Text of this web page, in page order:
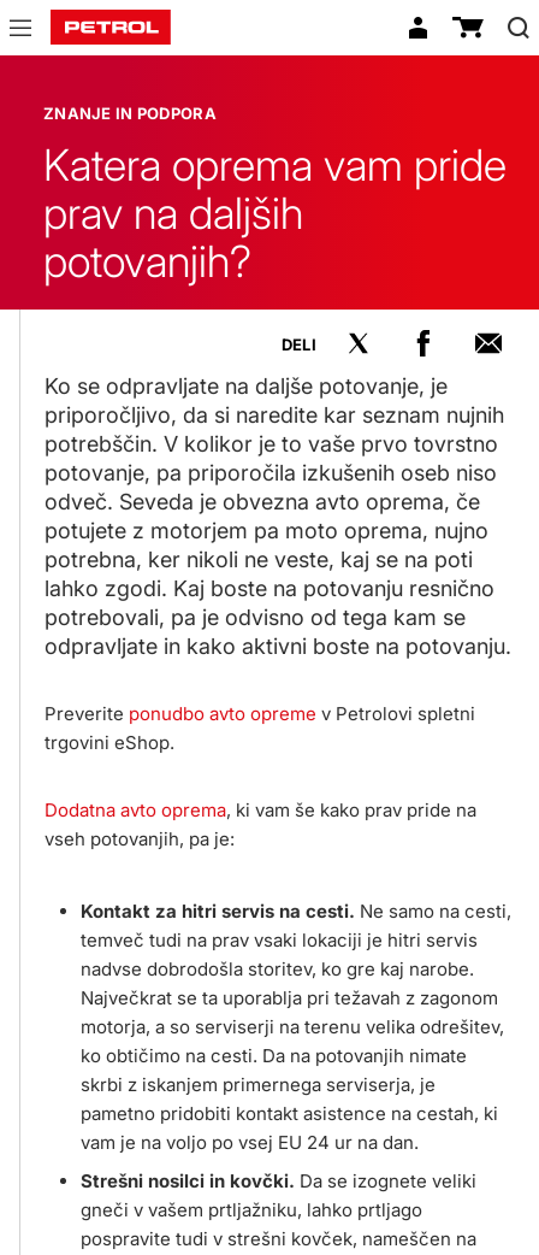
Znanje
podpora
ZNANJE IN PODPORA
Katera oprema vam pride
prav na daljših
potovanjih?
Ko se odpravljate na daljše potovanje, je
priporočljivo, da si naredite kar seznam nujnih
potrebščin. V kolikor je to vaše prvo tovrstno
potovanje, pa priporočila izkušenih oseb niso
odveč. Seveda je obvezna avto oprema, če
potujete z motorjem pa moto oprema, nujno
potrebna, ker nikoli ne veste, kaj se na poti
lahko zgodi. Kaj boste na potovanju resnično
potrebovali, pa je odvisno od tega kam se
odpravljate in kako aktivni boste na potovanju.
Preverite ponudbo avto opreme v Petrolovi spletni
trgovini eShop.
Dodatna avto oprema, ki vam še kako prav pride na
vseh potovanjih, pa je:
Kontakt za hitri servis na cesti. Ne samo na cesti,
temveč tudi na prav vsaki lokaciji je hitri servis
nadvse dobrodošla storitev, ko gre kaj narobe.
Največkrat se ta uporablja pri težavah z zagonom
motorja, a so serviserji na terenu velika odrešitev,
ko obtičimo na cesti. Da na potovanjih nimate
skrbi z iskanjem primernega serviserja, je
pametno pridobiti kontakt asistence na cestah, ki
vam je na voljo po vsej EU 24 ur na dan.
Strešni nosilci in kovčki. Da se izognete veliki
gneči v vašem prtljažniku, lahko prtljago
pospravite tudi v strešni kovček, nameščen na
DELI